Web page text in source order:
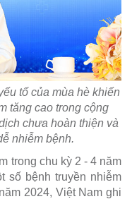
tố của mùa hè khiến
tăng cao trong cộng
chưa hoàn thiện và
nhiễm bệnh.
trong chu kỳ 2 - 4 năm
số bệnh truyền nhiễm
2024, Việt Nam ghi